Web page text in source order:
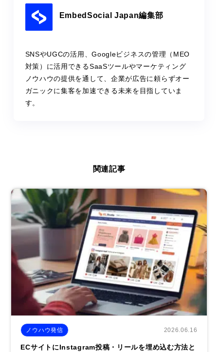
EmbedSocial Japan編集部
SNSやUGCの活用、Googleビジネスの管理（MEO
対策）に活用できるSaaSツールやマーケティング
ノウハウの提供を通して、企業が広告に頼らずオー
ガニックに集客を加速できる未来を目指していま
す。
関連記事
ノウハウ発信 2026.06.16
ECサイトにInstagram投稿・リールを埋め込む方法と